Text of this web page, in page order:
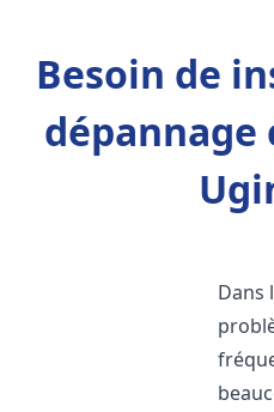
Besoin de
dépannage
Dans